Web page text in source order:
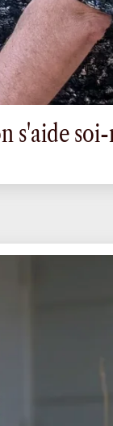
s'aide